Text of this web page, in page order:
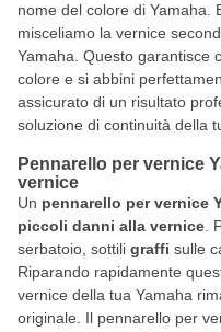
nome del colore di Yamaha.
misceliamo la vernice
Yamaha. Questo garantisce
colore e si abbini
assicurato di un risultato
soluzione di continuità della
Pennarello per vernice
vernice
Un pennarello per vernice
piccoli danni alla vernice .
serbatoio, sottili graffi sulle
Riparando rapidamente
vernice della tua Yamaha
originale. Il pennarello per